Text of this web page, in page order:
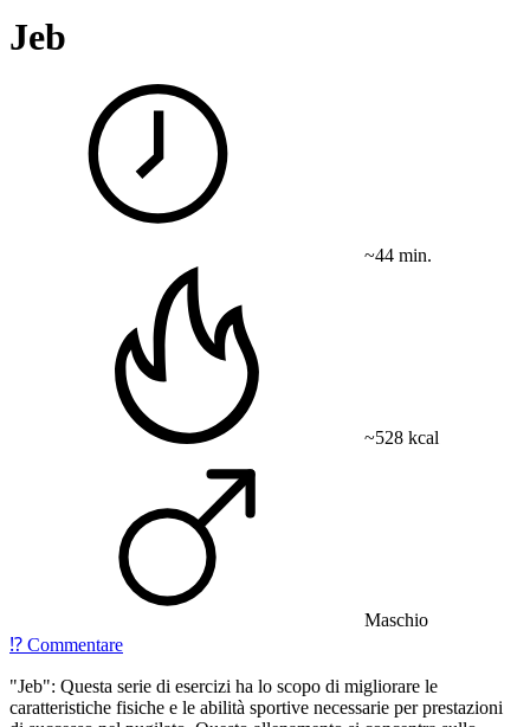
Jeb
~44 min.
~528 kcal
Maschio
⁉️ Commentare
"Jeb": Questa serie di esercizi ha lo scopo di migliorare le
caratteristiche fisiche e le abilità sportive necessarie per prestazioni